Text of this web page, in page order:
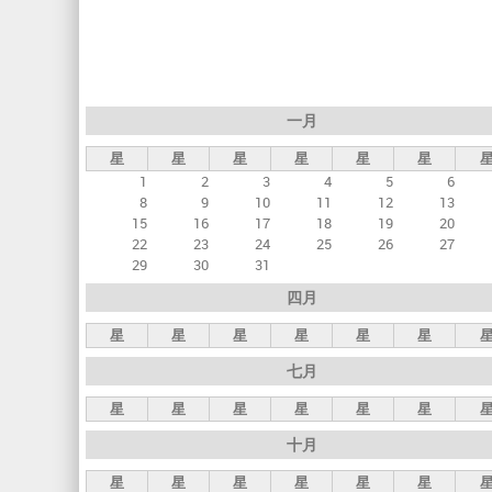
一月
星 星 星 星 星 星
1
2 3 4 5
6
8
9 10 11 12
13
15
16 17 18 19
20
22
23 24 25 26
27
29
30 31
四月
星 星 星 星 星 星
七月
星 星 星 星 星 星
十月
星 星 星 星 星 星